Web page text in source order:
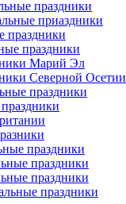
праздники
приаздники
праздники
праздники
Марий Эл
Северной Осетии
праздники
праздники
праздники
праздники
праздники